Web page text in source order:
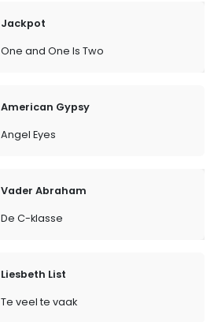
Jackpot
One and One Is Two
American Gypsy
Angel Eyes
Vader Abraham
De C-klasse
Liesbeth List
Te veel te vaak